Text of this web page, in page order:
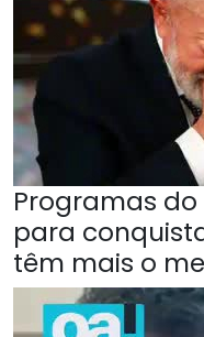
Programas
para
têm mais o